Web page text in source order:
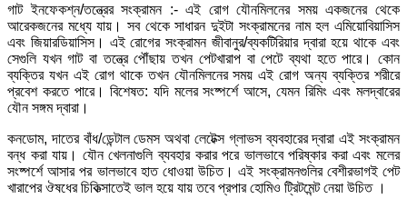
গাট ইনফেকশ্‌ন/তন্ত্রের সংক্রামন :- এই রোগ যৌনমিলনের সময় একজনের থেকে
আরেকজনের মধ্যে যায়। সব থেকে সাধারন দুইটা সংক্রামনের নাম হল এমিয়োবিয়াসিস
এবং জিয়ারডিয়াসিস। এই রোগের সংক্রামন জীবানুর/ব্যকটিরিয়ার দ্বারা হয়ে থাকে এবং
সেগুলি যখন গাট বা তন্ত্রে পৌঁছায় তখন পেটখারাপ বা পেটে ব্যথা হতে পারে। কোন
ব্যক্তির যখন এই রোগ থাকে তখন যৌনমিলনের সময় এই রোগ অন্য ব্যক্তির শরীরে
প্রবেশ করতে পারে। বিশেষত: যদি মলের সংষ্পর্শে আসে, যেমন রিমিং এবং মলদ্বারের
যৌন সঙ্গম দ্বারা।
কনডোম, দাতের বাঁধ/ডেন্টাল ডেমস অথবা লেটেক্স গ্লাভস ব্যবহারের দ্বারা এই সংক্রামন
বন্ধ করা যায়। যৌন খেলনাগুলি ব্যবহার করার পরে ভালভাবে পরিষ্কার করা এবং মলের
সংষ্পর্শে আসার পর ভালভাবে হাত ধোওয়া উচিত। এই সংক্রামনগুলির বেশীরভাগই পেট
খারাপের ঔষধের চিকিত্সাতেই ভাল হয়ে যায় তবে প্রপার হোমিও ট্রিটমেন্ট নেয়া উচিত ।